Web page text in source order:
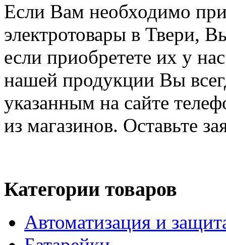
Если Вам необходимо
электротовары в Твери,
если приобретете их у
нашей продукции Вы
указанным на сайте
из магазинов. Оставьте
Категории товаров
Автоматизация и